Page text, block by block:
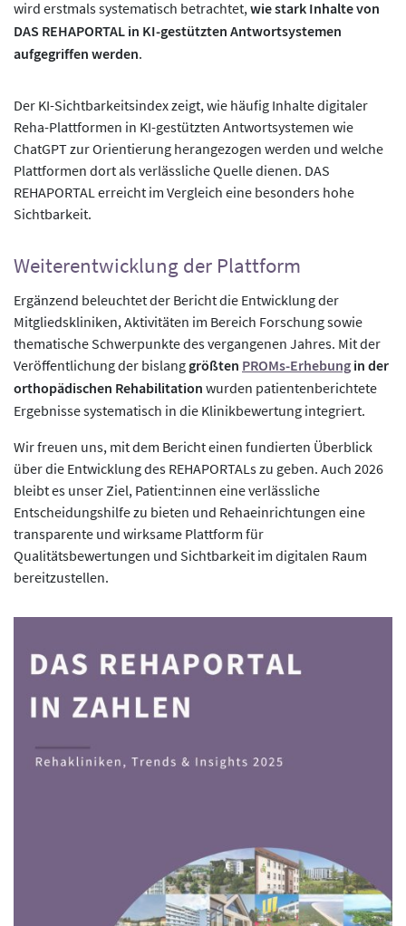
wird erstmals systematisch betrachtet, wie stark Inhalte von
DAS REHAPORTAL in KI-gestützten Antwortsystemen
aufgegriffen werden.
Der KI-Sichtbarkeitsindex zeigt, wie häufig Inhalte digitaler
Reha-Plattformen in KI-gestützten Antwortsystemen wie
ChatGPT zur Orientierung herangezogen werden und welche
Plattformen dort als verlässliche Quelle dienen. DAS
REHAPORTAL erreicht im Vergleich eine besonders hohe
Sichtbarkeit.
Weiterentwicklung der Plattform
Ergänzend beleuchtet der Bericht die Entwicklung der
Mitgliedskliniken, Aktivitäten im Bereich Forschung sowie
thematische Schwerpunkte des vergangenen Jahres. Mit der
Veröffentlichung der bislang größten PROMs-Erhebungin der
orthopädischen Rehabilitation wurden patientenberichtete
Ergebnisse systematisch in die Klinikbewertung integriert.
Wir freuen uns, mit dem Bericht einen fundierten Überblick
über die Entwicklung des REHAPORTALs zu geben. Auch 2026
bleibt es unser Ziel, Patient:innen eine verlässliche
Entscheidungshilfe zu bieten und Rehaeinrichtungen eine
transparente und wirksame Plattform für
Qualitätsbewertungen und Sichtbarkeit im digitalen Raum
bereitzustellen.